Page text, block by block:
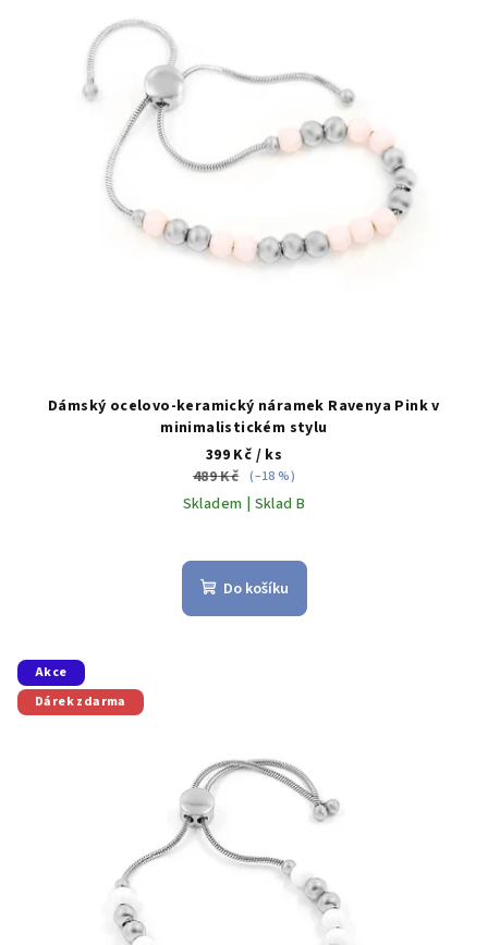
Dámský ocelovo-keramický náramek Ravenya Pink v
minimalistickém stylu
399 Kč / ks
489 Kč (–18 %)
Skladem | Sklad B
Do košíku
Akce
Dárek zdarma